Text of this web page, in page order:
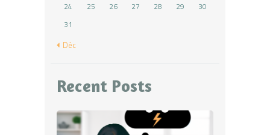
24
25 26 27 28 29
30
31
« Déc
Recent Posts